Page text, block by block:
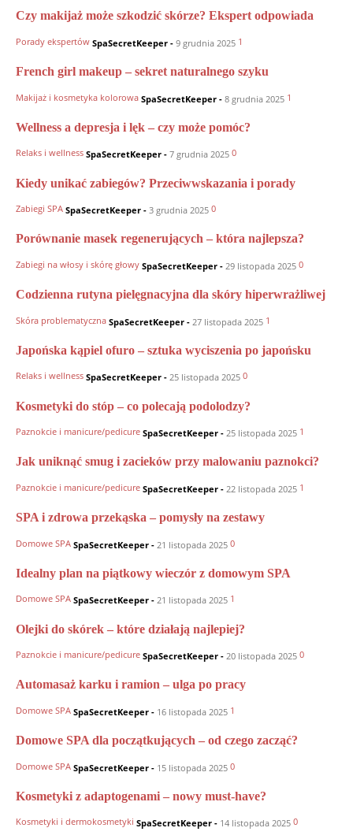
Czy makijaż może szkodzić skórze? Ekspert odpowiada
Porady ekspertów SpaSecretKeeper - 9 grudnia 2025 1
French girl makeup – sekret naturalnego szyku
Makijaż i kosmetyka kolorowa SpaSecretKeeper - 8 grudnia 2025 1
Wellness a depresja i lęk – czy może pomóc?
Relaks i wellness SpaSecretKeeper - 7 grudnia 2025 0
Kiedy unikać zabiegów? Przeciwwskazania i porady
Zabiegi SPA SpaSecretKeeper - 3 grudnia 2025 0
Porównanie masek regenerujących – która najlepsza?
Zabiegi na włosy i skórę głowy SpaSecretKeeper - 29 listopada 2025 0
Codzienna rutyna pielęgnacyjna dla skóry hiperwrażliwej
Skóra problematyczna SpaSecretKeeper - 27 listopada 2025 1
Japońska kąpiel ofuro – sztuka wyciszenia po japońsku
Relaks i wellness SpaSecretKeeper - 25 listopada 2025 0
Kosmetyki do stóp – co polecają podolodzy?
Paznokcie i manicure/pedicure SpaSecretKeeper - 25 listopada 2025 1
Jak uniknąć smug i zacieków przy malowaniu paznokci?
Paznokcie i manicure/pedicure SpaSecretKeeper - 22 listopada 2025 1
SPA i zdrowa przekąska – pomysły na zestawy
Domowe SPA SpaSecretKeeper - 21 listopada 2025 0
Idealny plan na piątkowy wieczór z domowym SPA
Domowe SPA SpaSecretKeeper - 21 listopada 2025 1
Olejki do skórek – które działają najlepiej?
Paznokcie i manicure/pedicure SpaSecretKeeper - 20 listopada 2025 0
Automasaż karku i ramion – ulga po pracy
Domowe SPA SpaSecretKeeper - 16 listopada 2025 1
Domowe SPA dla początkujących – od czego zacząć?
Domowe SPA SpaSecretKeeper - 15 listopada 2025 0
Kosmetyki z adaptogenami – nowy must-have?
Kosmetyki i dermokosmetyki SpaSecretKeeper - 14 listopada 2025 0